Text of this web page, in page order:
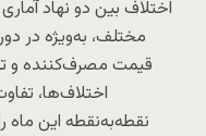
مختلف، به‌ویژه در
قیمت مصرف‌کننده و
اختلاف‌ها،